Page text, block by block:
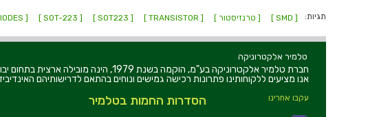
תגיות: [ SMD ] [ טרנזיסטור ] [ TRANSISTOR ]
[ SOT223 ]
[ SOT-223 ]
[ DIODES ]
טלמיר אלקטרוניקה
חברת טלמיר אלקטרוניקה בע"מ, הוקמה
אנו מציעים ללקוחותינו פתרונות רכישה גמישים ונוחים בהתאם לדרישותיהם
עקבו אחרינו הסדרות החמות בטלמיר